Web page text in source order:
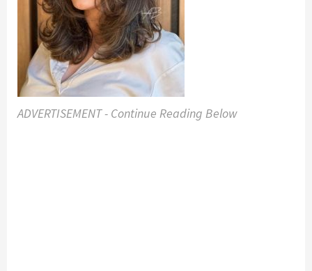
ADVERTISEMENT - Continue Reading Below